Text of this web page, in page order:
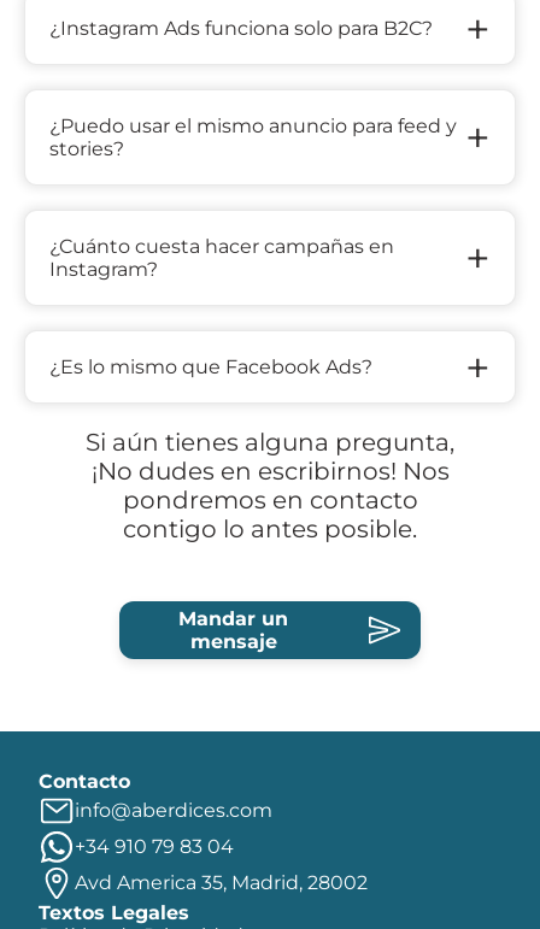
Si aún tienes alguna pregunta,
¡No dudes en escribirnos! Nos
pondremos en contacto
contigo lo antes posible.
Mandar un
mensaje
¿Instagram Ads funciona solo para B2C? +
¿Puedo usar el mismo anuncio para feed y
stories?
+
¿Cuánto cuesta hacer campañas en
Instagram?
+
¿Es lo mismo que Facebook Ads? +
Contacto
info@aberdices.com
+34 910 79 83 04
Avd America 35, Madrid, 28002
Textos Legales